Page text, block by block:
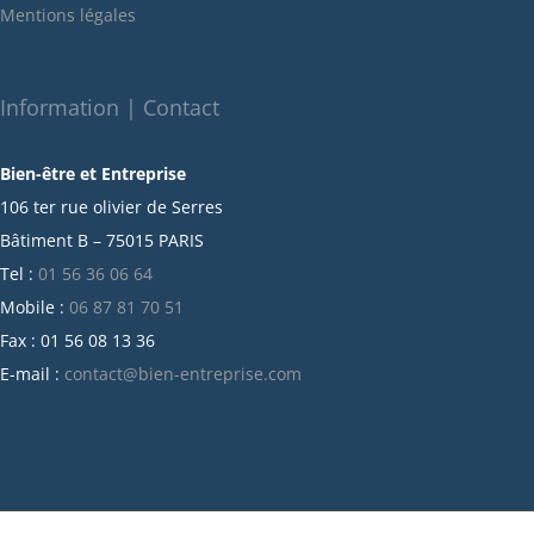
décembre 2021
octobre 2021
juillet 2021
juin 2021
mai 2021
avril 2021
mars 2021
février 2021
Mentions légales
Information | Contact
Bien-être et Entreprise
106 ter rue olivier de Serres
Bâtiment B – 75015 PARIS
Tel : 01 56 36 06 64
Mobile : 06 87 81 70 51
Fax : 01 56 08 13 36
E-mail : contact@bien-entreprise.com